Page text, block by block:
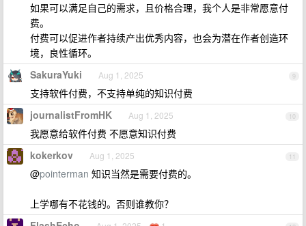
如果可以满足自己的需求，且价格合理，我个人是非常愿意付
费。
付费可以促进作者持续产出优秀内容，也会为潜在作者创造环
境，良性循环。
9
SakuraYuki Aug 1, 2025
支持软件付费，不支持单纯的知识付费
10
journalistFromHK Aug 1, 2025
我愿意给软件付费 不愿意知识付费
11
kokerkov Aug 1, 2025
@pointerman 知识当然是需要付费的。
上学哪有不花钱的。否则谁教你？